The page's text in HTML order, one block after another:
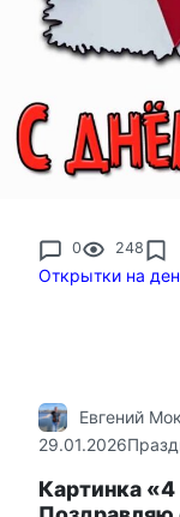
0 248
Открытки на
Евгений
29.01.2026
Картинка